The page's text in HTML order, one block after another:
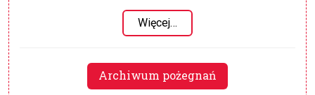
Więcej…
Archiwum pożegnań